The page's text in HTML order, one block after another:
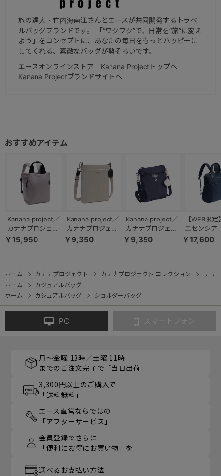
旅の達人・竹内海南江さんとエースが共同開発するトラベ
ルバッグブランドです。 「“ワクワク”で、日常を“旅”に変え
よう」をコンセプトに、あなたの毎日をもっとハッピーに
してくれる、素敵なバッグが勢ぞろいです。
エースオンラインストア Kanana Projectトップへ
Kanana Projectブランドサイトへ
Kanana project／
カナナプロジェク
ト DYLサリール2
￥15,950
Kanana project／
カナナプロジェク
ト DYLサリールト
￥9,350
Kanana project／
カナナプロジェク
ト VYG シェリ シ
￥9,350
【WEB限
エセンシア
ースビジネ
￥17,600
ホーム カナナプロジェクト カナナプロジェクト コレクション
サリ
ホーム
カジュアルバッグ
ホーム
カジュアルバッグ ショルダーバッグ
PC スマートフォン
月～金曜 13時／土曜 11時
までのご注文完了で「当日出荷」
3,300円以上のご購入で
「送料無料」
エース直営ならではの
「アフターサービス」
会員登録でさらに
「便利にお得にお買い物」を
選べるお支払い方法